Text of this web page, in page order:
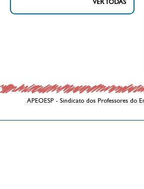
VER TODAS
APEOESP - Sindicato dos Professores do